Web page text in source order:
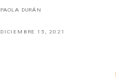
PAOLA DURÁN
DICIEMBRE 15, 2021